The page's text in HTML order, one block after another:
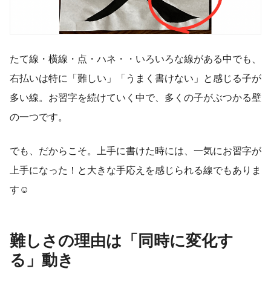
たて線・横線・点・ハネ・・いろいろな線がある中でも、
右払いは特に「難しい」「うまく書けない」と感じる子が
多い線。お習字を続けていく中で、多くの子がぶつかる壁
の一つです。
でも、だからこそ。上手に書けた時には、一気にお習字が
上手になった！と大きな手応えを感じられる線でもありま
す☺️
難しさの理由は「同時に変化す
る」動き